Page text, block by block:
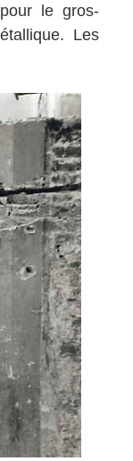
le gros-
Les